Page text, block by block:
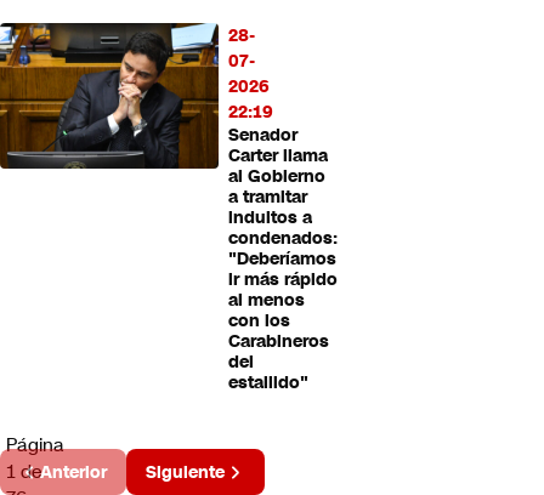
28-
07-
2026
22:19
Senador
Carter llama
al Gobierno
a tramitar
indultos a
condenados:
"Deberíamos
ir más rápido
al menos
con los
Carabineros
del
estallido"
Página
1 deAnterior Siguiente